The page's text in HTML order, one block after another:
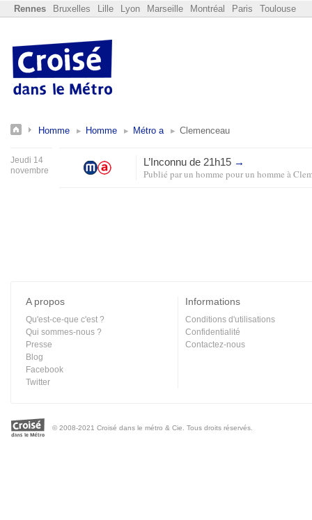
Rennes Bruxelles Lille Lyon Marseille Montréal Paris Toulouse
Homme Homme Métro a Clemenceau
Jeudi 14
novembre
L’Inconnu de 21h15 →
Publié parun homme pour un homme à
A propos
Qu'est-ce-que c'est ?
Qui sommes-nous ?
Presse
Blog
Facebook
Twitter
Informations
Conditions d'utilisations
Confidentialité
Contactez-nous
© 2008-2021 Croisé dans le métro & Cie. Tous droits réservés.